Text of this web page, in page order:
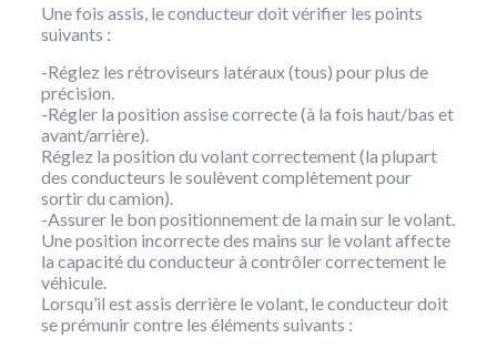
Une fois assis, le conducteur doit vérifier les points
suivants :
-Réglez les rétroviseurs latéraux (tous) pour plus de
précision.
-Régler la position assise correcte (à la fois haut/bas et
avant/arrière).
Réglez la position du volant correctement (la plupart
des conducteurs le soulèvent complètement pour
sortir du camion).
-Assurer le bon positionnement de la main sur le volant.
Une position incorrecte des mains sur le volant affecte
la capacité du conducteur à contrôler correctement le
véhicule.
Lorsqu’il est assis derrière le volant, le conducteur doit
se prémunir contre les éléments suivants :